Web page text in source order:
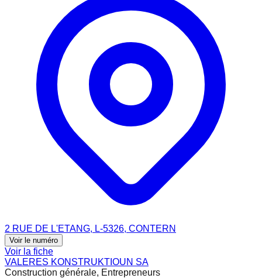
2 RUE DE L'ETANG, L-5326, CONTERN
Voir le numéro
Voir la fiche
VALERES KONSTRUKTIOUN SA
Construction générale, Entrepreneurs